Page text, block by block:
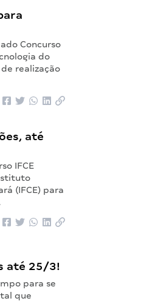
Concurso
do
realização
até
IFCE
(IFCE) para
até 25/3!
para se
que